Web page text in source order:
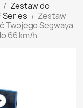
Zestaw do
Series
Zestaw
Twojego Segwaya
66 km/h